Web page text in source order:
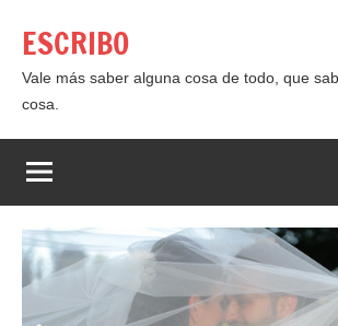
contenido
ESCRIBO
Vale más saber alguna cosa de todo, que
cosa.